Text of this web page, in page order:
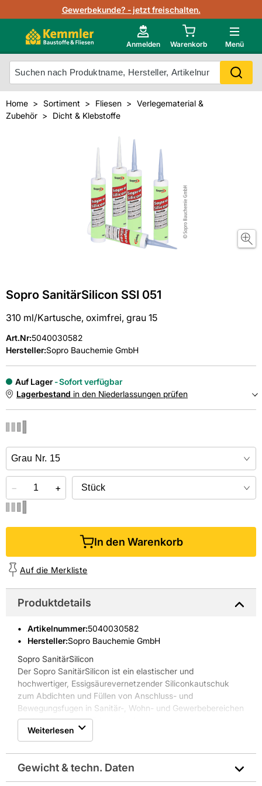
Gewerbekunde? - jetzt freischalten.
Anmelden Warenkorb Menü
Lagerbestand in Echtzeit
Nutzerverwaltung
Photovoltaik Konfigurator
Projektlisten
Technische Daten & Merkblätter
Neu im Onlineshop?
Mein Konto
Meistverkaufte Produkte
Home Sortiment Fliesen
Verlegematerial &
Zubehör
Dicht & Klebstoffe
Sopro SanitärSilicon SSI 051
310 ml/Kartusche, oximfrei, grau 15
Art.Nr:5040030582
Hersteller:Sopro Bauchemie GmbH
Auf Lager
Sofort verfügbar
Lagerbestand in den Niederlassungen prüfen
Online kaufen &
− +
In den Warenkorb
Auf die Merkliste
Produktdetails
Artikelnummer:5040030582
Hersteller:Sopro Bauchemie GmbH
Sopro SanitärSilicon
Der Sopro SanitärSilicon ist ein elastischer und
hochwertiger, Essigsäurevernetzender Siliconkautschuk
zum Abdichten und Füllen von Anschluss- und
Bewegungsfugen in Sanitär-, Wohn- und Gewerbebereichen
sowie in Schwimmbädern. Nach der
Aushärtung/Vernetzung ist der Silicondichtstoff elastisch,
witterungs-, alterungs- und UV-beständig.
Eigenschaften Sopro SanitärSilicon:
* für den Sanitär- und Unterwasserbereich
* pilzhemmend ausgerüstet nach DIN EN ISO 846
Weiterlesen
Gewicht & techn. Daten